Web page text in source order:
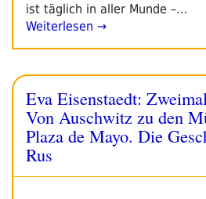
ist täglich in aller Munde –…
Weiterlesen →
Eva Eisenstaedt:
Von Auschwitz zu den
Plaza de Mayo. Die
Rus